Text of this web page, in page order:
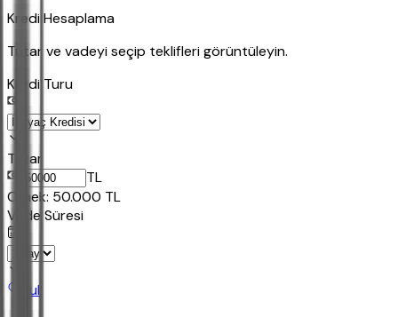
Kredi Hesaplama
Tutar ve vadeyi seçip teklifleri görüntüleyin.
Kredi Turu
Tutar
TL
Ornek: 50.000 TL
Vade Süresi
Bul